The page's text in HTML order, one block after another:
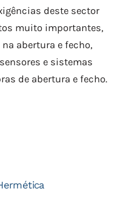
deste sector
muito importantes,
abertura e fecho,
e sistemas
de abertura e fecho.